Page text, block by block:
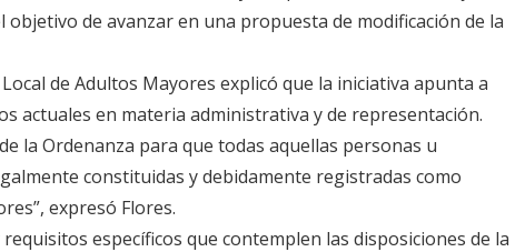
de avanzar en una propuesta de modificación de la
de Adultos Mayores explicó que la iniciativa apunta a
actuales en materia administrativa y de representación.
la Ordenanza para que todas aquellas personas u
constituidas y debidamente registradas como
expresó Flores.
específicos que contemplen las disposiciones de la